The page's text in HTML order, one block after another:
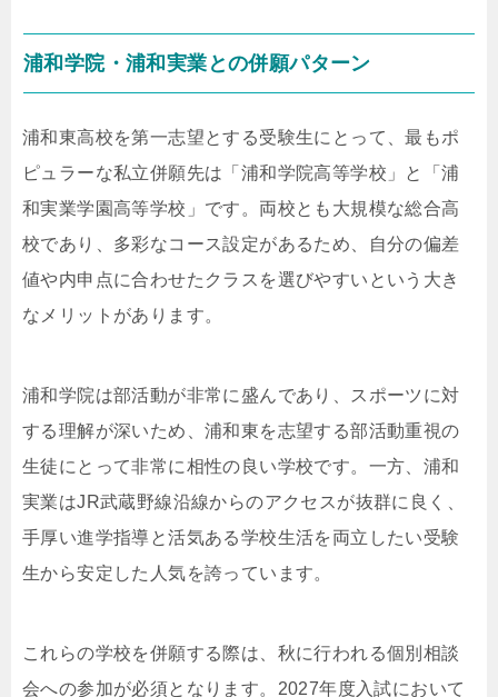
浦和学院・浦和実業との併願パターン
浦和東高校を第一志望とする受験生にとって、最もポ
ピュラーな私立併願先は「浦和学院高等学校」と「浦
和実業学園高等学校」です。両校とも大規模な総合高
校であり、多彩なコース設定があるため、自分の偏差
値や内申点に合わせたクラスを選びやすいという大き
なメリットがあります。
浦和学院は部活動が非常に盛んであり、スポーツに対
する理解が深いため、浦和東を志望する部活動重視の
生徒にとって非常に相性の良い学校です。一方、浦和
実業はJR武蔵野線沿線からのアクセスが抜群に良く、
手厚い進学指導と活気ある学校生活を両立したい受験
生から安定した人気を誇っています。
これらの学校を併願する際は、秋に行われる個別相談
会への参加が必須となります。2027年度入試において